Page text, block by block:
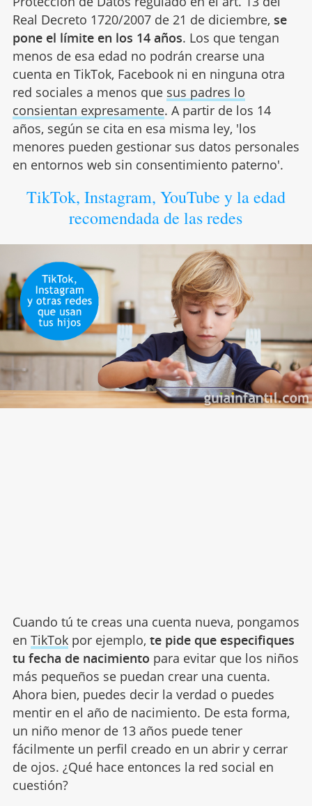
Real Decreto 1720/2007 de 21 de diciembre, se
pone el límite en los 14 años. Los que tengan
menos de esa edad no podrán crearse una
cuenta en TikTok, Facebook ni en ninguna otra
red sociales a menos que sus padres lo
consientan expresamente. A partir de los 14
años, según se cita en esa misma ley, 'los
menores pueden gestionar sus datos personales
en entornos web sin consentimiento paterno'.
TikTok, Instagram, YouTube y la edad
recomendada de las redes
Cuando tú te creas una cuenta nueva, pongamos
en TikTokpor ejemplo, te pide que especifiques
tu fecha de nacimiento para evitar que los niños
más pequeños se puedan crear una cuenta.
Ahora bien, puedes decir la verdad o puedes
mentir en el año de nacimiento. De esta forma,
un niño menor de 13 años puede tener
fácilmente un perfil creado en un abrir y cerrar
de ojos. ¿Qué hace entonces la red social en
cuestión?